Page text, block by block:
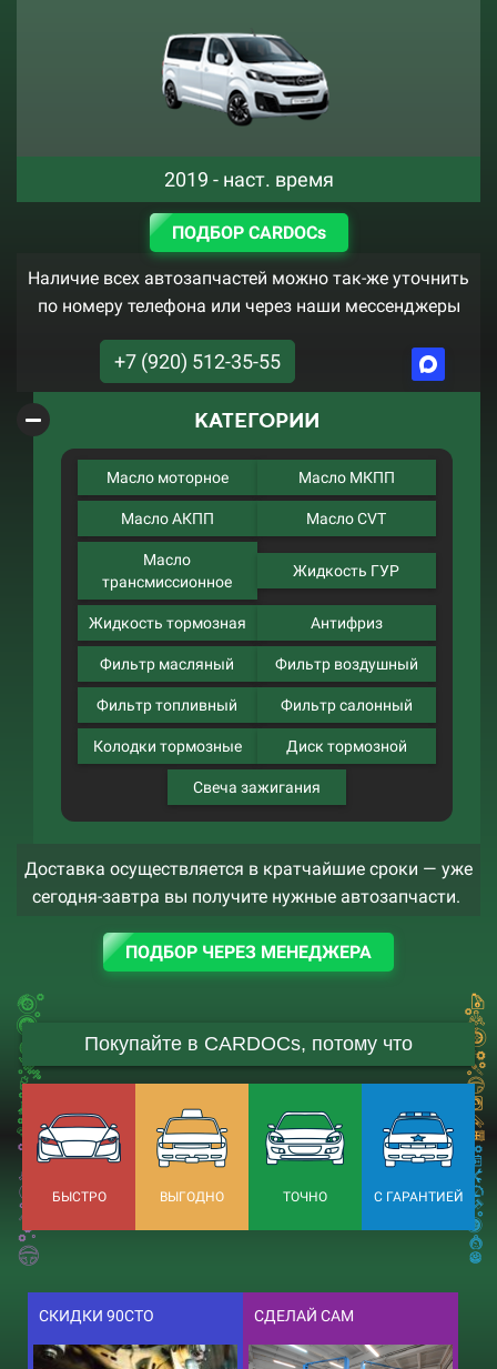
2019 - наст. время
ПОДБОР CARDOCs
Наличие всех автозапчастей можно так-же уточнить
по номеру телефона или через наши мессенджеры
+7 (920) 512-35-55
КАТЕГОРИИ
Масло моторное Масло МКПП
Масло АКПП Масло CVT
Масло
трансмиссионное
Жидкость ГУР
Жидкость тормозная Антифриз
Фильтр масляный Фильтр воздушный
Фильтр топливный Фильтр салонный
Колодки тормозные Диск тормозной
Свеча зажигания
Доставка осуществляется в кратчайшие сроки — уже
сегодня-завтра вы получите нужные автозапчасти.
ПОДБОР ЧЕРЕЗ МЕНЕДЖЕРА
Покупайте в CARDOCs, потому что
БЫСТРО ВЫГОДНО ТОЧНО С ГАРАНТИЕЙ
СКИДКИ 90СТО СДЕЛАЙ САМ